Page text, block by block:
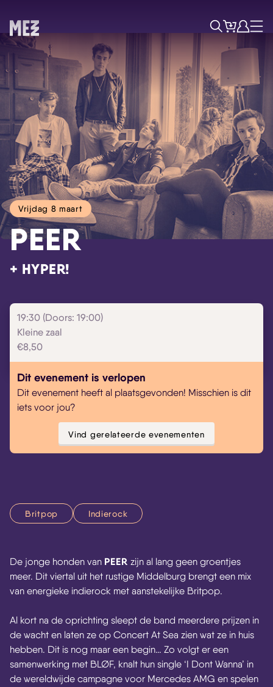
ZoekTicketsAccount
Menu
Vrijdag 8 maart
PEER
+ HYPER!
19:30 (Doors: 19:00)
Kleine zaal
€8,50
Dit evenement is verlopen
Dit evenement heeft al plaatsgevonden! Misschien is dit
iets voor jou?
Vind gerelateerde evenementen
Britpop Indierock
De jonge honden van PEER zijn al lang geen groentjes
meer. Dit viertal uit het rustige Middelburg brengt een mix
van energieke indierock met aanstekelijke Britpop.
Al kort na de oprichting sleept de band meerdere prijzen in
de wacht en laten ze op Concert At Sea zien wat ze in huis
hebben. Dit is nog maar een begin… Zo volgt er een
samenwerking met BLØF, knalt hun single ‘I Dont Wanna’ in
de wereldwijde campagne voor Mercedes AMG en spelen